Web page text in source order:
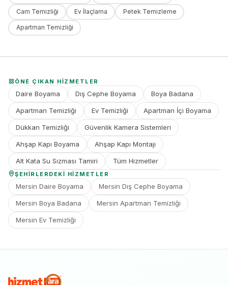
Cam Temizliği Ev İlaçlama Petek Temizleme
Apartman Temizliği
ÖNE ÇIKAN HIZMETLER
Daire Boyama Dış Cephe Boyama Boya Badana
Apartman Temizliği Ev Temizliği Apartman İçi Boyama
Dükkan Temizliği Güvenlik Kamera Sistemleri
Ahşap Kapı Boyama Ahşap Kapı Montajı
Alt Kata Su Sızması Tamiri Tüm Hizmetler
ŞEHIRLERDEKI HIZMETLER
Mersin Daire Boyama Mersin Dış Cephe Boyama
Mersin Boya Badana Mersin Apartman Temizliği
Mersin Ev Temizliği